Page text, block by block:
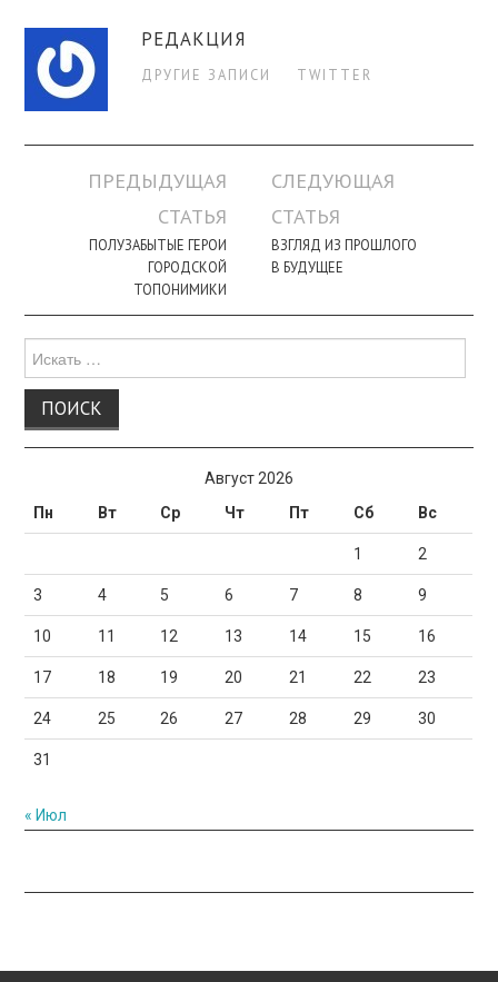
РЕДАКЦИЯ
ДРУГИЕ ЗАПИСИ TWITTER
Навигация
записи
ПРЕДЫДУЩАЯ
СТАТЬЯ
ПОЛУЗАБЫТЫЕ ГЕРОИ
ГОРОДСКОЙ
ТОПОНИМИКИ
СЛЕДУЮЩАЯ
СТАТЬЯ
ВЗГЛЯД ИЗ ПРОШЛОГО
В БУДУЩЕЕ
для:
Август 2026
Пн
Вт Ср Чт Пт Сб Вс
1 2
3 4 5 6 7 8 9
10 11 12 13 14 15 16
17 18 19 20 21 22 23
24 25 26 27 28 29 30
31
« Июл